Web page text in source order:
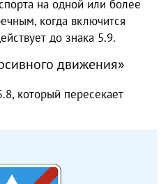
на одной или более
когда включится
до знака 5.9.
движения»
который пересекает